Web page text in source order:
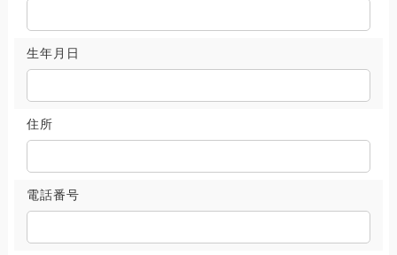
生年月日
住所
電話番号